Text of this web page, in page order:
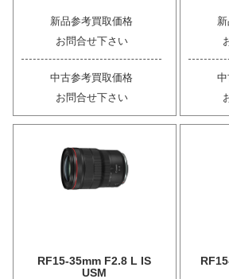
新品参考買取価格
お問合せ下さい
中古参考買取価格
お問合せ下さい
RF15-35mm F2.8 L IS
USM